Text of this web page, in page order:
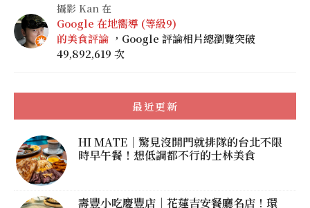
攝影 Kan 在
Google 在地嚮導 (等級9)
的美食評論 ，Google 評論相片總瀏覽突破
49,892,619 次
最近更新
HI MATE｜驚見沒開門就排隊的台北不限
時早午餐！想低調都不行的士林美食
壽豐小吃慶豐店｜花蓮吉安餐廳名店！環